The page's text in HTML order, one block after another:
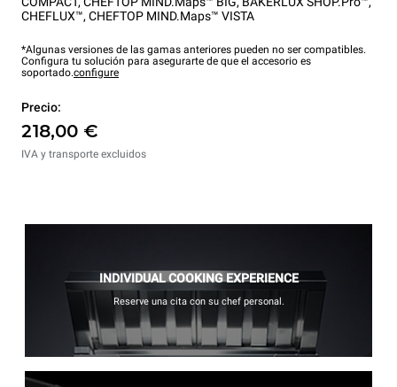
CHEFLUX™, CHEFTOP MIND.Maps™ VISTA
*Algunas versiones de las gamas anteriores pueden no ser compatibles.
Configura tu solución para asegurarte de que el accesorio es
soportado.configure
Precio:
218,00 €
IVA y transporte excluidos
INDIVIDUAL COOKING EXPERIENCE
Reserve una cita con su chef personal.